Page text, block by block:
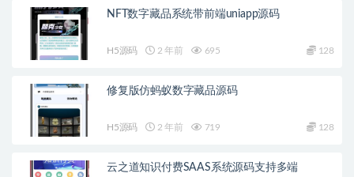
NFT数字藏品系统带前端uniapp源码
H5源码 2 年前 695 128
修复版仿蚂蚁数字藏品源码
H5源码 2 年前 719 128
云之道知识付费SAAS系统源码支持多端